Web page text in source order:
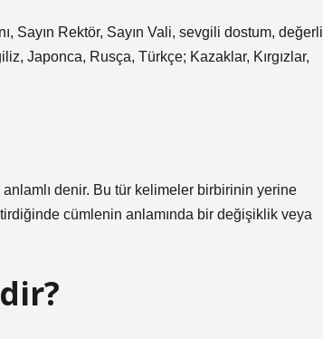
Sayın Rektör, Sayın Vali, sevgili dostum, değerli
Japonca, Rusça, Türkçe; Kazaklar, Kırgızlar,
anlamlı denir. Bu tür kelimeler birbirinin yerine
cümlenin anlamında bir değişiklik veya